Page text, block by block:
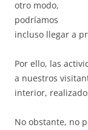
otro modo,
podríamos
incluso llegar a
Por ello, las
a nuestros
interior,
No obstante, no